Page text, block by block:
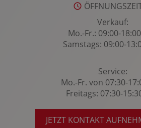
Traktionskontrolle
zentrale Bedieneinheit: Multi
Zentralver. mit Fernbedienung
Verkauf:
Mo.-Fr.: 09:00-
Samstags: 09:00-
Service:
Mo.-Fr. von 07:30-
Freitags: 07:30-
JETZT KONTAKT